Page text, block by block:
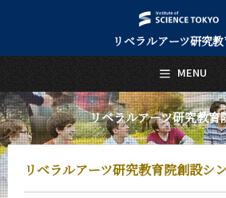
リベラルアーツ研究
リベラルアーツ研究教
リベラルアーツ研究教育院創設シ
MENU
日本語
トップページ
Top Page
リベラルアーツ研究教育院について
About Us
Education